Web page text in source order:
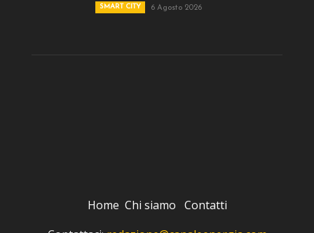
SMART CITY 6 Agosto 2026
Home Chi siamo Contatti